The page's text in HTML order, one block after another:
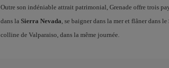
Outre son indéniable attrait patrimonial, Grenade offre trois
dans la Sierra Nevada, se baigner dans la mer et flâner dans le
colline de Valparaiso, dans la même journée.